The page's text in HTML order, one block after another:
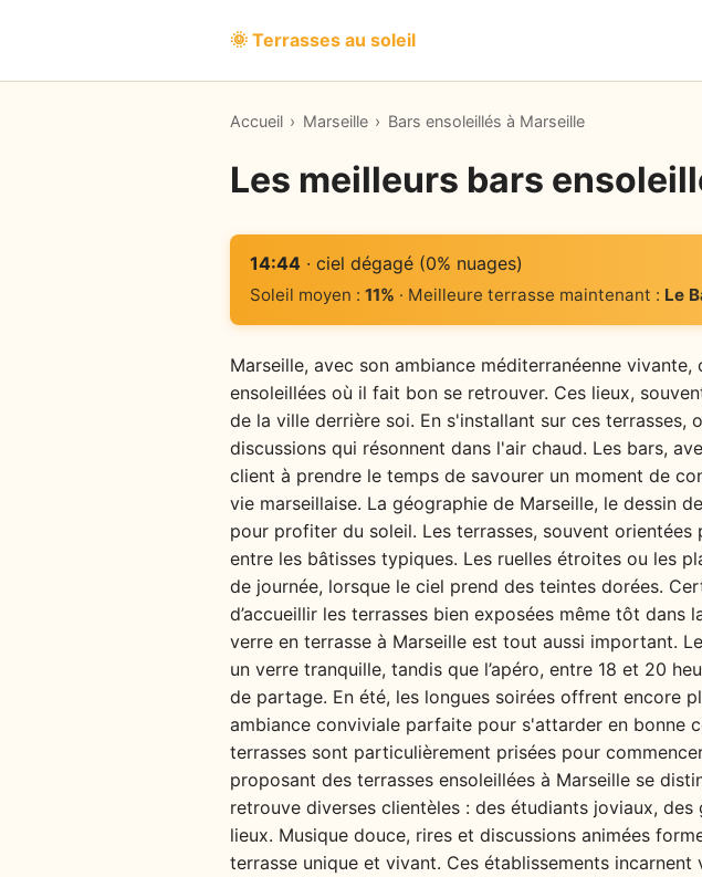
🌞 Terrasses au soleil
Accueil › Marseille › Bars ensoleillés à Marseille
Les meilleurs bars
14:44· ciel dégagé (0% nuages)
Soleil moyen : 11% · Meilleure terrasse maintenant : Le
Marseille, avec son ambiance méditerranéenne
ensoleillées où il fait bon se retrouver. Ces lieux,
de la ville derrière soi. En s'installant sur ces
discussions qui résonnent dans l'air chaud. Les bars,
client à prendre le temps de savourer un moment de
vie marseillaise. La géographie de Marseille, le dessin
pour profiter du soleil. Les terrasses, souvent
entre les bâtisses typiques. Les ruelles étroites ou les
de journée, lorsque le ciel prend des teintes dorées.
d’accueillir les terrasses bien exposées même tôt
verre en terrasse à Marseille est tout aussi important.
un verre tranquille, tandis que l’apéro, entre 18 et 20
de partage. En été, les longues soirées offrent encore
ambiance conviviale parfaite pour s'attarder en bonne
terrasses sont particulièrement prisées pour
proposant des terrasses ensoleillées à Marseille se
retrouve diverses clientèles : des étudiants joviaux,
lieux. Musique douce, rires et discussions animées
terrasse unique et vivant. Ces établissements